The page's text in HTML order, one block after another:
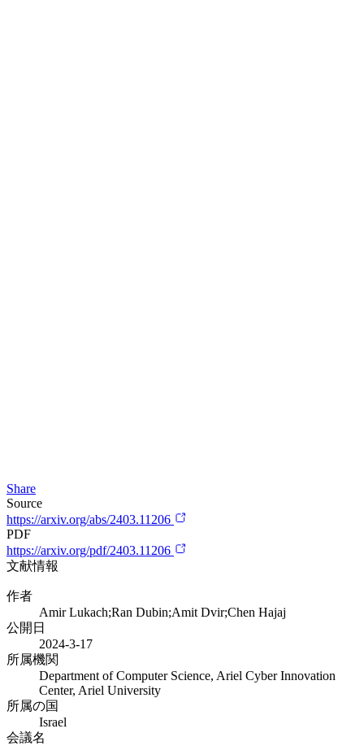
Share
Source
https://arxiv.org/abs/2403.11206
PDF
https://arxiv.org/pdf/2403.11206
文献情報
作者
Amir Lukach;Ran Dubin;Amit Dvir;Chen Hajaj
公開日
2024-3-17
所属機関
Department of Computer Science, Ariel Cyber Innovation
Center, Ariel University
所属の国
Israel
会議名